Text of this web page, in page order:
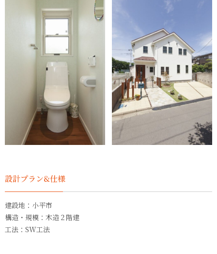
設計プラン&仕様
建設地：小平市
構造・規模：木造２階建
工法：SW工法